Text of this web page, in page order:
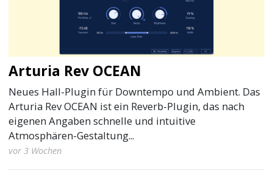
Arturia Rev OCEAN
Neues Hall-Plugin für Downtempo und Ambient. Das
Arturia Rev OCEAN ist ein Reverb-Plugin, das nach
eigenen Angaben schnelle und intuitive
Atmosphären-Gestaltung...
vor 3 Wochen